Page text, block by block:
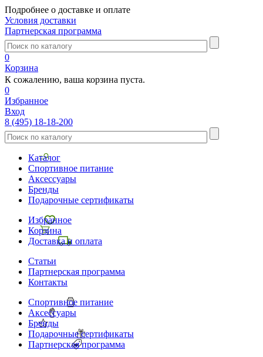
Подробнее о доставке и оплате
Условия доставки
Партнерская программа
0
Корзина
К сожалению, ваша корзина пуста.
0
Избранное
Вход
8 (495) 18-18-200
Каталог
Спортивное питание
Аксессуары
Бренды
Подарочные сертификаты
Избранное
Корзина
Доставка и оплата
Статьи
Партнерская программа
Контакты
Спортивное питание
Аксессуары
Бренды
Подарочные сертификаты
Партнерская программа